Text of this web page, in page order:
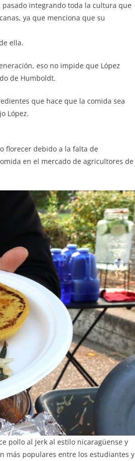
integrando toda la cultura que
ya que menciona que su
ella.
eso no impide que López
de Humboldt.
que hace que la comida sea
López.
florecer debido a la falta de
en el mercado de agricultores de
pollo al Jerk al estilo nicaragüense y
más populares entre los estudiantes y